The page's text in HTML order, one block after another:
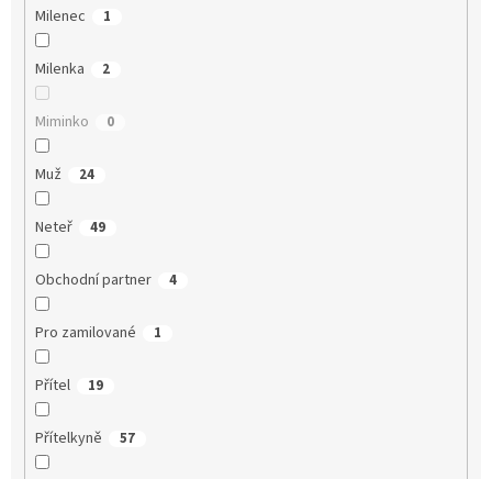
Milenec 1
Milenka 2
Miminko 0
Muž 24
Neteř 49
Obchodní partner 4
Pro zamilované 1
Přítel 19
Přítelkyně 57